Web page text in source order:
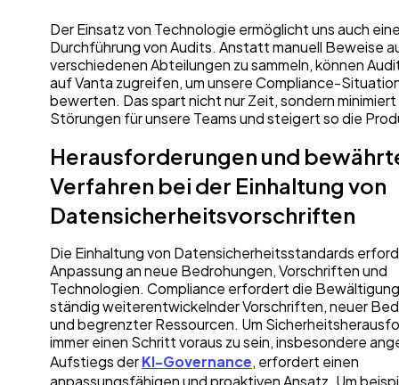
Der Einsatz von Technologie ermöglicht uns auch
Durchführung von Audits. Anstatt manuell Beweise
verschiedenen Abteilungen zu sammeln, können
auf Vanta zugreifen, um unsere Compliance-
bewerten. Das spart nicht nur Zeit, sondern minimiert
Störungen für unsere Teams und steigert so die
Herausforderungen und
Verfahren bei der Einhaltung von
Datensicherheitsvorschriften
Die Einhaltung von Datensicherheitsstandards
Anpassung an neue Bedrohungen, Vorschriften und
Technologien. Compliance erfordert die
ständig weiterentwickelnder Vorschriften, neuer
und begrenzter Ressourcen. Um
immer einen Schritt voraus zu sein, insbesondere
Aufstiegs derKI-Governance, erfordert einen
anpassungsfähigen und proaktiven Ansatz. Um